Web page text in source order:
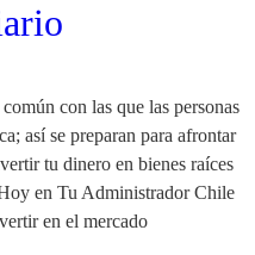
con las que las personas
así se preparan para afrontar
tu dinero en bienes raíces
en Tu Administrador Chile
en el mercado